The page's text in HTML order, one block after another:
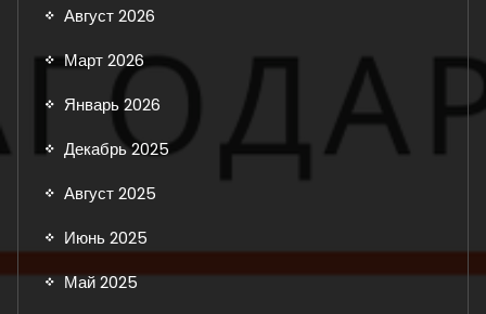
Август 2026
Март 2026
Январь 2026
Декабрь 2025
Август 2025
Июнь 2025
Май 2025